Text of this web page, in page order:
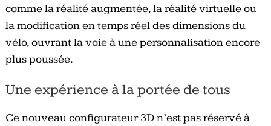
comme la réalité augmentée, la réalité virtuelle ou
la modification en temps réel des dimensions du
vélo, ouvrant la voie à une personnalisation encore
plus poussée.
Une expérience à la portée de tous
Ce nouveau configurateur 3D n’est pas réservé à